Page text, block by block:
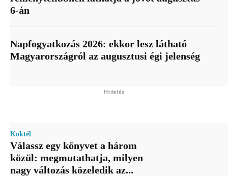
6-án
Napfogyatkozás 2026: ekkor lesz látható
Magyarországról az augusztusi égi jelenség
Hirdetés
Koktél
Válassz egy könyvet a három
közül: megmutathatja, milyen
nagy változás közeledik az...